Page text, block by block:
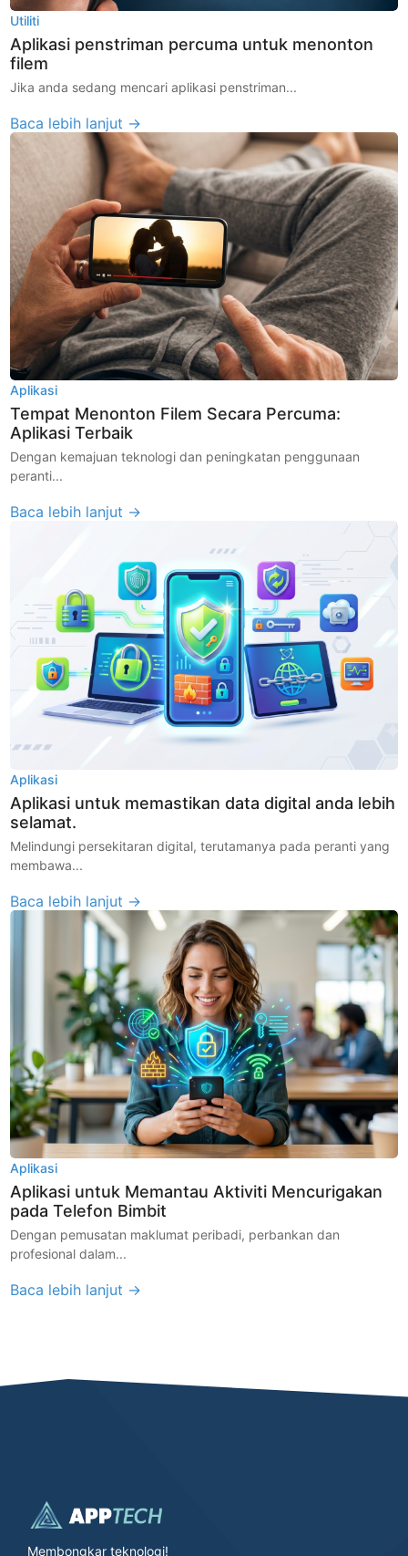
Utiliti
Aplikasi penstriman percuma untuk menonton
filem
Jika anda sedang mencari aplikasi penstriman...
Baca lebih lanjut →
Aplikasi
Tempat Menonton Filem Secara Percuma:
Aplikasi Terbaik
Dengan kemajuan teknologi dan peningkatan penggunaan
peranti...
Baca lebih lanjut →
Aplikasi
Aplikasi untuk memastikan data digital anda lebih
selamat.
Melindungi persekitaran digital, terutamanya pada peranti yang
membawa...
Baca lebih lanjut →
Aplikasi
Aplikasi untuk Memantau Aktiviti Mencurigakan
pada Telefon Bimbit
Dengan pemusatan maklumat peribadi, perbankan dan
profesional dalam...
Baca lebih lanjut →
Membongkar teknologi!